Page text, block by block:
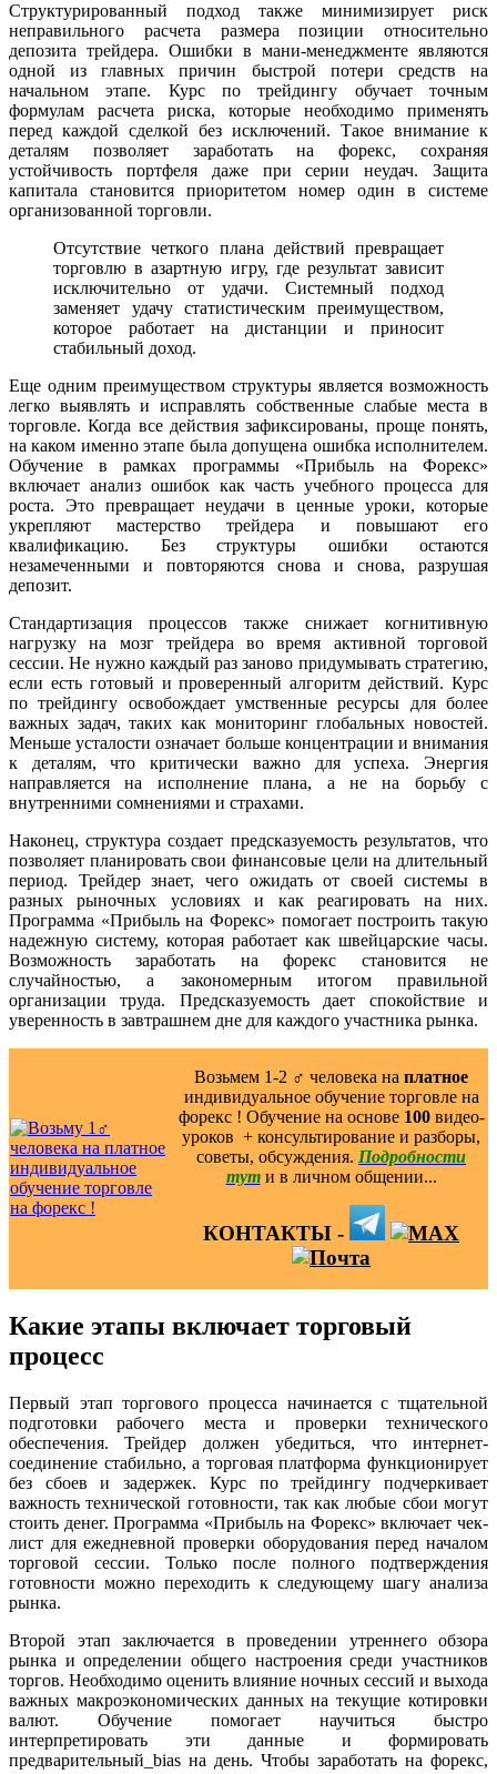
Структурированный подход также минимизирует риск
неправильного расчета размера позиции относительно
депозита трейдера. Ошибки в мани-менеджменте являются
одной из главных причин быстрой потери средств на
начальном этапе. Курс по трейдингу обучает точным
формулам расчета риска, которые необходимо применять
перед каждой сделкой без исключений. Такое внимание к
деталям позволяет заработать на форекс, сохраняя
устойчивость портфеля даже при серии неудач. Защита
капитала становится приоритетом номер один в системе
организованной торговли.
Отсутствие четкого плана действий превращает
торговлю в азартную игру, где результат зависит
исключительно от удачи. Системный подход
заменяет удачу статистическим преимуществом,
которое работает на дистанции и приносит
стабильный доход.
Еще одним преимуществом структуры является возможность
легко выявлять и исправлять собственные слабые места в
торговле. Когда все действия зафиксированы, проще понять,
на каком именно этапе была допущена ошибка исполнителем.
Обучение в рамках программы «Прибыль на Форекс»
включает анализ ошибок как часть учебного процесса для
роста. Это превращает неудачи в ценные уроки, которые
укрепляют мастерство трейдера и повышают его
квалификацию. Без структуры ошибки остаются
незамеченными и повторяются снова и снова, разрушая
депозит.
Стандартизация процессов также снижает когнитивную
нагрузку на мозг трейдера во время активной торговой
сессии. Не нужно каждый раз заново придумывать стратегию,
если есть готовый и проверенный алгоритм действий. Курс
по трейдингу освобождает умственные ресурсы для более
важных задач, таких как мониторинг глобальных новостей.
Меньше усталости означает больше концентрации и внимания
к деталям, что критически важно для успеха. Энергия
направляется на исполнение плана, а не на борьбу с
внутренними сомнениями и страхами.
Наконец, структура создает предсказуемость результатов, что
позволяет планировать свои финансовые цели на длительный
период. Трейдер знает, чего ожидать от своей системы в
разных рыночных условиях и как реагировать на них.
Программа «Прибыль на Форекс» помогает построить такую
надежную систему, которая работает как швейцарские часы.
Возможность заработать на форекс становится не
случайностью, а закономерным итогом правильной
организации труда. Предсказуемость дает спокойствие и
уверенность в завтрашнем дне для каждого участника рынка.
Возьмем 1-2 ‍♂️ человека на платное
индивидуальное обучение торговле на
форекс ! Обучение на основе 100видео-
уроков ️ + консультирование и разборы,
советы, обсуждения. Подробности
тут и в личном общении...
КОНТАКТЫ -
Какие этапы включает торговый
процесс
Первый этап торгового процесса начинается с тщательной
подготовки рабочего места и проверки технического
обеспечения. Трейдер должен убедиться, что интернет-
соединение стабильно, а торговая платформа функционирует
без сбоев и задержек. Курс по трейдингу подчеркивает
важность технической готовности, так как любые сбои могут
стоить денег. Программа «Прибыль на Форекс» включает чек-
лист для ежедневной проверки оборудования перед началом
торговой сессии. Только после полного подтверждения
готовности можно переходить к следующему шагу анализа
рынка.
Второй этап заключается в проведении утреннего обзора
рынка и определении общего настроения среди участников
торгов. Необходимо оценить влияние ночных сессий и выхода
важных макроэкономических данных на текущие котировки
валют. Обучение помогает научиться быстро
интерпретировать эти данные и формировать
предварительный_bias на день. Чтобы заработать на форекс,